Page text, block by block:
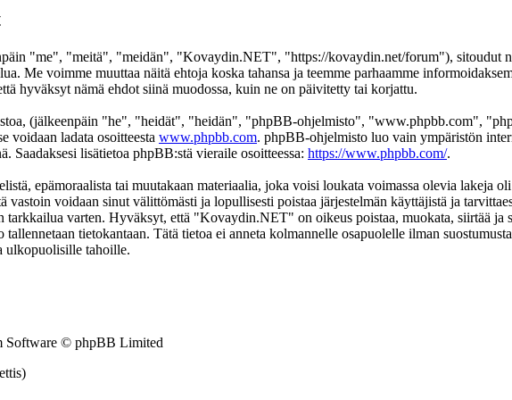
"me", "meitä", "meidän", "Kovaydin.NET", "https://kovaydin.net/forum"), sitoudut
Me voimme muuttaa näitä ehtoja koska tahansa ja teemme parhaamme
hyväksyt nämä ehdot siinä muodossa, kuin ne on päivitetty tai korjattu.
(jälkeenpäin "he", "heidät", "heidän", "phpBB-ohjelmisto", "www.phpbb.com",
voidaan ladata osoitteesta www.phpbb.com. phpBB-ohjelmisto luo vain ympäristön
Saadaksesi lisätietoa phpBB:stä vieraile osoitteessa: https://www.phpbb.com/.
epämoraalista tai muutakaan materiaalia, joka voisi loukata voimassa olevia lakeja
vastoin voidaan sinut välittömästi ja lopullisesti poistaa järjestelmän käyttäjistä ja
tarkkailua varten. Hyväksyt, että "Kovaydin.NET" on oikeus poistaa, muokata, siirtää ja
tietokantaan. Tätä tietoa ei anneta kolmannelle osapuolelle ilman
ulkopuolisille tahoille.
Software © phpBB Limited